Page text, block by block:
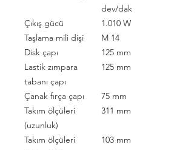
dev/dak
Çıkış gücü
1.010 W
Taşlama mili dişi
M 14
Disk çapı
125 mm
Lastik zımpara
tabanı çapı
125 mm
Çanak fırça çapı
75 mm
Takım ölçüleri
(uzunluk)
311 mm
Takım ölçüleri
103 mm